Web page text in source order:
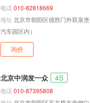
电话010-82818669
地址 北京市朝阳区德胜门外双泉
汽车园区内）
询价
北京中润发一众 4S
电话010-87395808